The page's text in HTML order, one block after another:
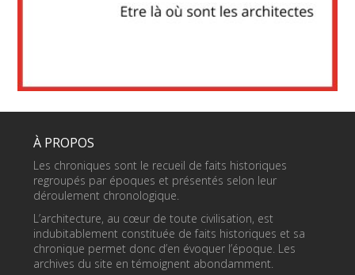
À PROPOS
Les chroniques sont le recueil de faits historiques
regroupés par époques et présentés selon leur
déroulement chronologique.
L’architecture, au cœur de toute civilisation, est
indubitablement constituée de faits historiques et sa
chronique permet donc d’en évoquer l’époque. Les
archives du site en témoignent abondamment.